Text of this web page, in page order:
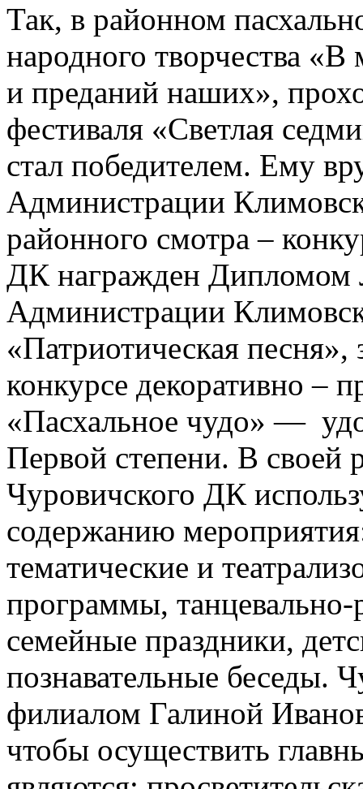
Так, в районном
народного творчества
и преданий наших»,
фестиваля «Светлая
стал победителем. Ему
Администрации
районного смотра –
ДК награжден Дипломом
Администрации
«Патриотическая
конкурсе декоративно –
«Пасхальное чудо» —
Первой степени. В своей
Чуровичского ДК
содержанию
тематические и
программы, танцевально-
семейные праздники,
познавательные беседы.
филиалом Галиной
чтобы осуществить